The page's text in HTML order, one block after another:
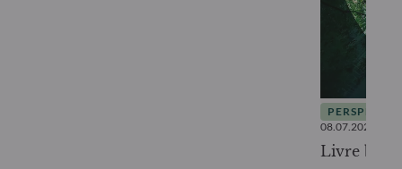
08.07.2026
Livre